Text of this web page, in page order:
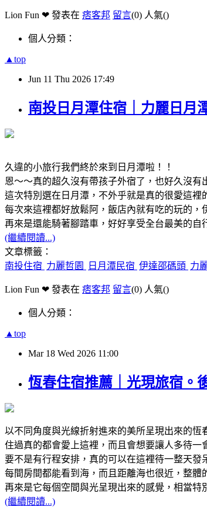
Lion Fun ❤ 發表在 痞客邦 留言(0) 人氣()
個人分類：
▲top
Jun 11 Thu 2026 17:49
南投日月潭住宿｜力麗日月
久違的小旅行我們終於來到日月潭啦！！
恩～～真的超久沒有帶孩子外宿了，也好久沒有
這次特別選在日月潭，不外乎就是真的很愛這裡
每次來這裡都好放鬆阿，飯店內就有吃的玩的，
再來是還能騎著腳踏車，好好享受全台最美的自
(繼續閱讀...)
文章標籤：
南投住宿 力麗哲園 日月潭民宿 伊達邵碼頭 力
Lion Fun ❤ 發表在 痞客邦 留言(0) 人氣()
個人分類：
▲top
Mar 18 Wed 2026 11:00
恆春住宿推薦｜光現旅宿。
以不同角度與光線折射進來的美所呈現出來的恆
住過真的都會愛上這裡，而且會想要讓人多待一
要不是有行程安排，真的可以在這裡待一整天發
每間房間都能看到海，而且距離海也很近，整體
再來是它每個空間與光呈現出來的感覺，相當特
(繼續閱讀...)